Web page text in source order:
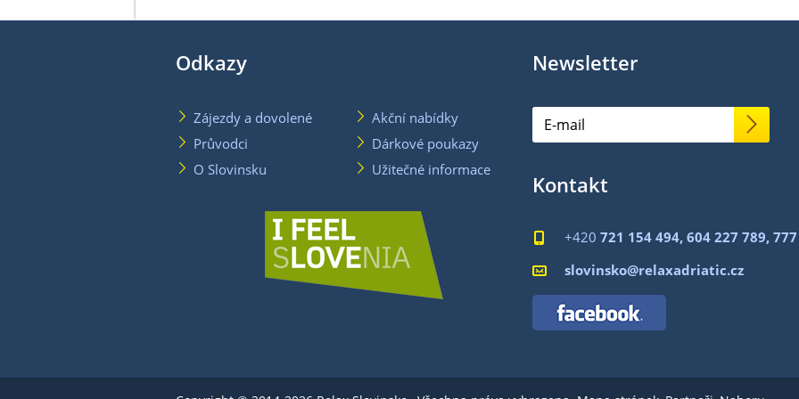
Odkazy
Zájezdy a dovolené
Akční nabídky
Průvodci
Dárkové poukazy
O Slovinsku
Užitečné informace
Newsletter
Kontakt
 +420 721 154 494, 604 227 789,
 slovinsko@relaxadriatic.cz